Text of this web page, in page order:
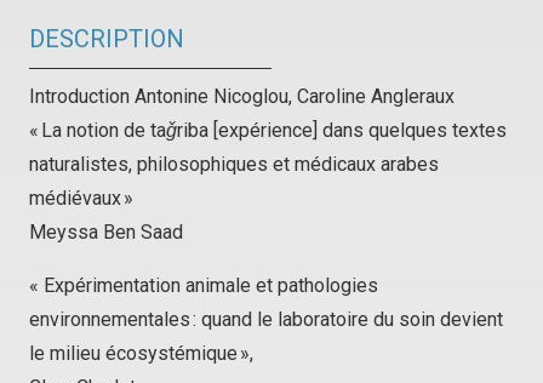
DESCRIPTION
Introduction Antonine Nicoglou, Caroline Angleraux
« La notion de taǧriba [expérience] dans quelques textes
naturalistes, philosophiques et médicaux arabes
médiévaux »
Meyssa Ben Saad
« Expérimentation animale et pathologies
environnementales : quand le laboratoire du soin devient
le milieu écosystémique »,